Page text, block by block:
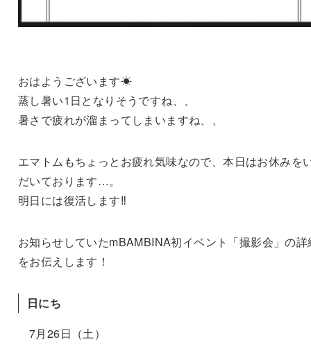
おはようございます☀
蒸し暑い1日となりそうですね、、
暑さで疲れが溜まってしまいますね、、
エマトムもちょっとお疲れ気味なので、本日はお休みを
だいております…。
明日には復活します‼︎
お知らせしていたmBAMBINA初イベント「撮影会」の詳
をお伝えします！
日にち
7月26日（土）